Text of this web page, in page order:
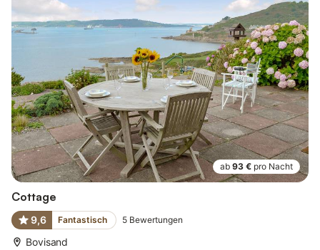
ab 93 € pro Nacht
Cottage
9,6 Fantastisch 5 Bewertungen
Bovisand